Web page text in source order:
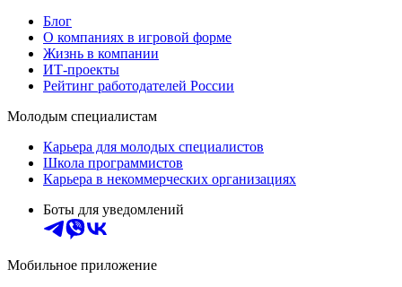
Блог
О компаниях в игровой форме
Жизнь в компании
ИТ-проекты
Рейтинг работодателей России
Молодым специалистам
Карьера для молодых специалистов
Школа программистов
Карьера в некоммерческих организациях
Боты для уведомлений
Мобильное приложение